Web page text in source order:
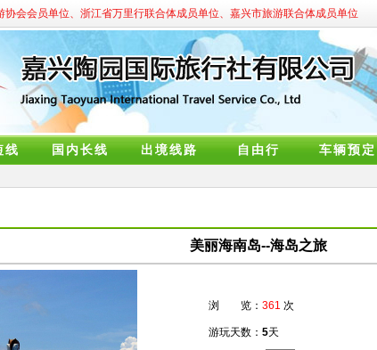
会会员单位、浙江省万里行联合体成员单位、嘉兴市旅游联合体成员单位
线 国内长线 出境线路 自由行 车辆预定
美丽海南岛--海岛之旅
浏 览： 361 次
游玩天数： 5天